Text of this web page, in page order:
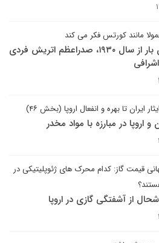
مانند کورتس فکر می کند
برای اولین بار از سال ۱۹۳۰، صدراعظم اتریش فردی
ایران تا بهره و انفعال اروپا (بخش ۴۶)
و اروپا در مبارزه با مواد مخدر
قیمت گاز: کدام محرک های ژئوپلیتیکی در
از آشفتگی گازی در اروپا